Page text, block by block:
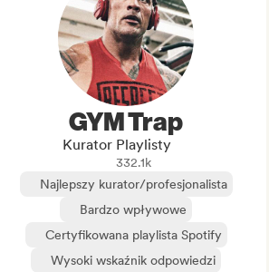
GYM Trap
Kurator Playlisty
332.1k
Najlepszy kurator/profesjonalista
Bardzo wpływowe
Certyfikowana playlista Spotify
Wysoki wskaźnik odpowiedzi